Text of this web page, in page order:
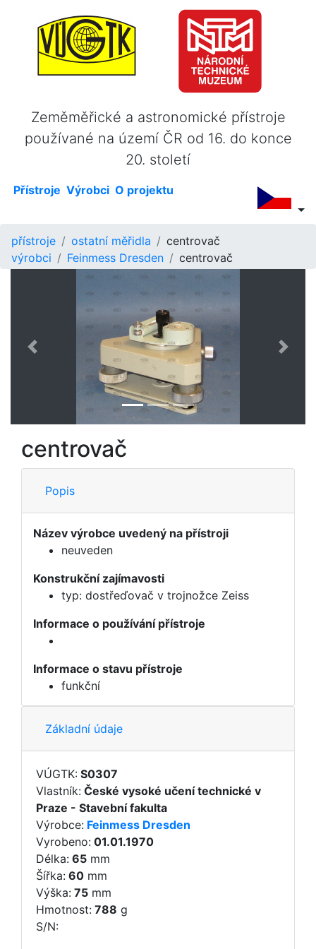
Zeměměřické a astronomické přístroje
používané na území ČR od 16. do konce
20. století
Přístroje Výrobci O projektu
přístroje ostatní měřidla
centrovač
výrobci
Feinmess Dresden centrovač
Předchozí Další
centrovač
Popis
Název výrobce uvedený na přístroji
neuveden
Konstrukční zajímavosti
typ: dostřeďovač v trojnožce Zeiss
Informace o používání přístroje
Informace o stavu přístroje
funkční
Základní údaje
VÚGTK: S0307
Vlastník: České vysoké učení technické v
Praze - Stavební fakulta
Výrobce: Feinmess Dresden
Vyrobeno: 01.01.1970
Délka: 65 mm
Šířka: 60 mm
Výška: 75 mm
Hmotnost: 788 g
S/N: